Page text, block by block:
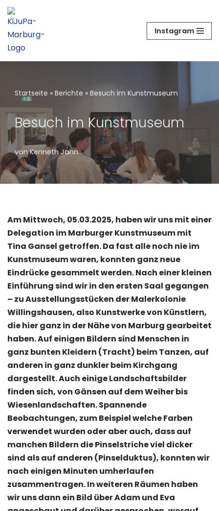
Zum
Inhalt
springen
Instagram
Startseite » Berichte » Besuch im Kunstmuseum
Besuch im Kunstmuseum
vonKenneth Jahn
Am Mittwoch, 05.03.2025, haben wir uns mit einer
Delegation im Marburger Kunstmuseum mit
Tina Gansel getroffen. Da fast alle noch nie im
Kunstmuseum waren, konnten ganz neue
Eindrücke gesammelt werden. Nach einer kleinen
Einführung sind wir in den ersten Saal gegangen
– zu Ausstellungsstücken der Malerkolonie
Willingshausen, also Kunstwerke von Künstlern,
die hier ganz in der Nähe von Marburg gearbeitet
haben. Auf einigen Bildern sind Menschen in
ganz bunten Kleidern (Tracht) beim Tanzen, auf
anderen in ganz dunkler beim Kirchgang
dargestellt. Auch einige Landschaftsbilder
finden sich, von Gänsen auf dem Weiher bis
Wiesenlandschaften. Spannende
Beobachtungen, zum Beispiel welche Farben
verwendet wurden oder aber auch, dass auf
manchen Bildern die Pinselstriche viel dicker
sind als auf anderen (Pinselduktus), konnten wir
nach einigen Minuten umherlaufen
zusammentragen. In weiteren Räumen haben
wir uns dann ein Bild über Adam und Eva